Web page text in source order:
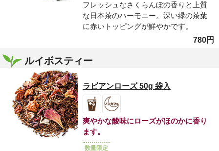
フレッシュなさくらんぼの香りと上質
な日本茶のハーモニー。深い緑の茶葉
に赤いトッピングが鮮やかです。
780円
ルイボスティー
ラビアンローズ 50g 袋入
爽やかな酸味にローズがほのかに香り
ます。
数量限定